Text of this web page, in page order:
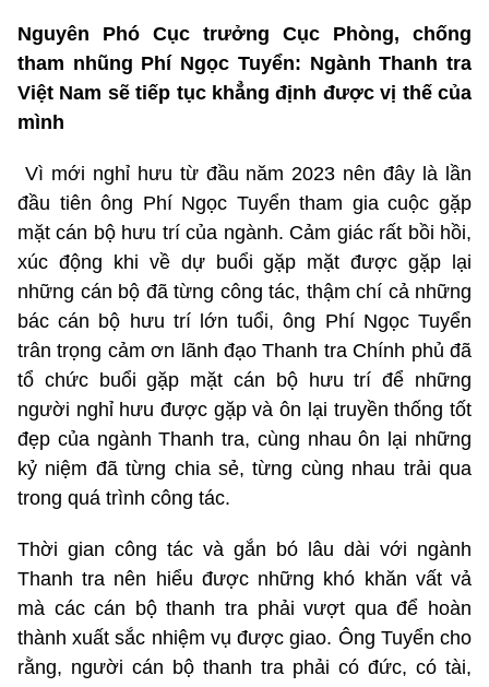
Nguyên Phó Cục trưởng Cục Phòng, chống
tham nhũng Phí Ngọc Tuyển: Ngành Thanh tra
Việt Nam sẽ tiếp tục khẳng định được vị thế của
mình
Vì mới nghỉ hưu từ đầu năm 2023 nên đây là lần
đầu tiên ông Phí Ngọc Tuyển tham gia cuộc gặp
mặt cán bộ hưu trí của ngành. Cảm giác rất bồi hồi,
xúc động khi về dự buổi gặp mặt được gặp lại
những cán bộ đã từng công tác, thậm chí cả những
bác cán bộ hưu trí lớn tuổi, ông Phí Ngọc Tuyển
trân trọng cảm ơn lãnh đạo Thanh tra Chính phủ đã
tổ chức buổi gặp mặt cán bộ hưu trí để những
người nghỉ hưu được gặp và ôn lại truyền thống tốt
đẹp của ngành Thanh tra, cùng nhau ôn lại những
kỷ niệm đã từng chia sẻ, từng cùng nhau trải qua
trong quá trình công tác.
Thời gian công tác và gắn bó lâu dài với ngành
Thanh tra nên hiểu được những khó khăn vất vả
mà các cán bộ thanh tra phải vượt qua để hoàn
thành xuất sắc nhiệm vụ được giao. Ông Tuyển cho
rằng, người cán bộ thanh tra phải có đức, có tài,